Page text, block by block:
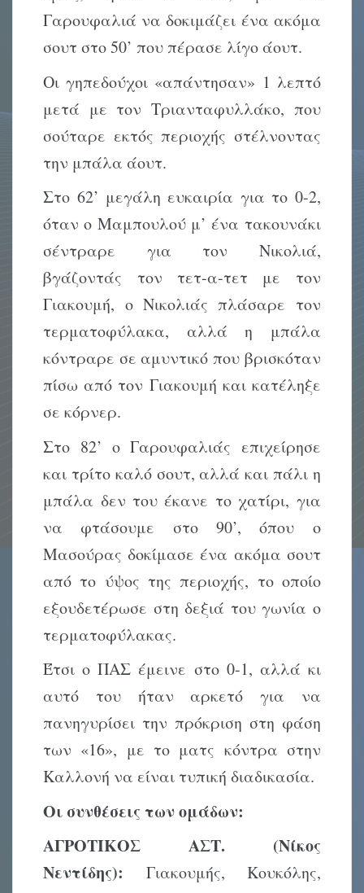
Γαρουφαλιά να δοκιμάζει ένα ακόμα
σουτ στο 50’ που πέρασε λίγο άουτ.
Οι γηπεδούχοι «απάντησαν» 1 λεπτό
μετά με τον Τριανταφυλλάκο, που
σούταρε εκτός περιοχής στέλνοντας
την μπάλα άουτ.
Στο 62’ μεγάλη ευκαιρία για το 0-2,
όταν ο Μαμπουλού μ’ ένα τακουνάκι
σέντραρε για τον Νικολιά,
βγάζοντάς τον τετ-α-τετ με τον
Γιακουμή, ο Νικολιάς πλάσαρε τον
τερματοφύλακα, αλλά η μπάλα
κόντραρε σε αμυντικό που βρισκόταν
πίσω από τον Γιακουμή και κατέληξε
σε κόρνερ.
Στο 82’ ο Γαρουφαλιάς επιχείρησε
και τρίτο καλό σουτ, αλλά και πάλι η
μπάλα δεν του έκανε το χατίρι, για
να φτάσουμε στο 90’, όπου ο
Μασούρας δοκίμασε ένα ακόμα σουτ
από το ύψος της περιοχής, το οποίο
εξουδετέρωσε στη δεξιά του γωνία ο
τερματοφύλακας.
Έτσι ο ΠΑΣ έμεινε στο 0-1, αλλά κι
αυτό του ήταν αρκετό για να
πανηγυρίσει την πρόκριση στη φάση
των «16», με το ματς κόντρα στην
Καλλονή να είναι τυπική διαδικασία.
Οι συνθέσεις των ομάδων:
ΑΓΡΟΤΙΚΟΣ ΑΣΤ. (Νίκος
Νεντίδης): Γιακουμής, Κουκόλης,